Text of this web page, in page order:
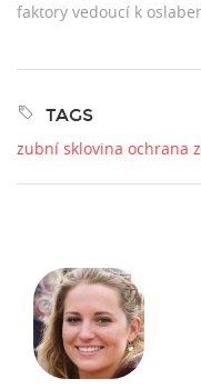
faktory vedoucí k
TAGS
zubní sklovina ochrana